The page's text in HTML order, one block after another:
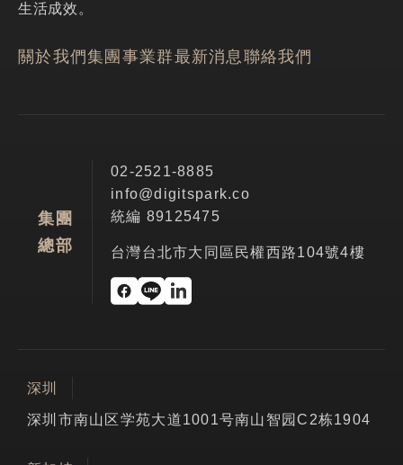
生活成效。
關於我們集團事業群最新消息聯絡我們
集團
總部
02-2521-8885
info@digitspark.co
統編 89125475
台灣台北市大同區民權西路104號4樓
深圳
深圳市南山区学苑大道1001号南山智园C2栋1904